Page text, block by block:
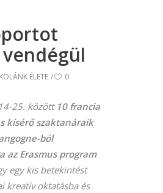
ÉLETE 0
25. között 10 francia
kísérő szaktanáraik
ból
az Erasmus program
egy kis betekintést
kreatív oktatásba és